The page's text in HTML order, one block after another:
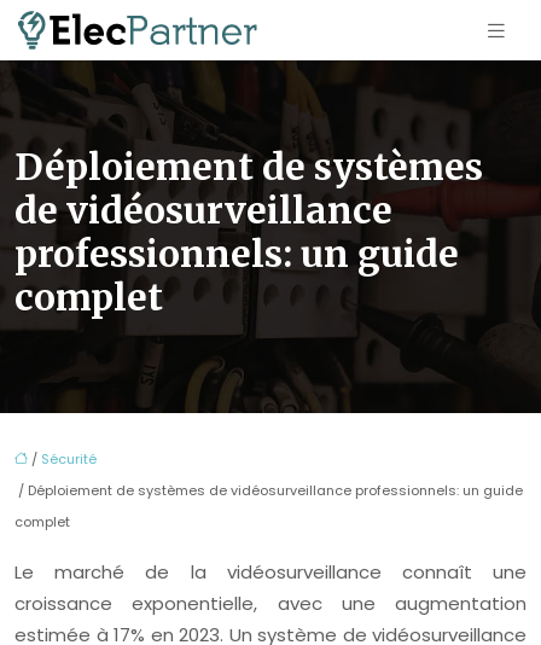
Déploiement de systèmes
de vidéosurveillance
professionnels: un guide
complet
/ Sécurité
/ Déploiement de systèmes de vidéosurveillance professionnels: un guide
complet
Le marché de la vidéosurveillance connaît une
croissance exponentielle, avec une augmentation
estimée à 17% en 2023. Un système de vidéosurveillance